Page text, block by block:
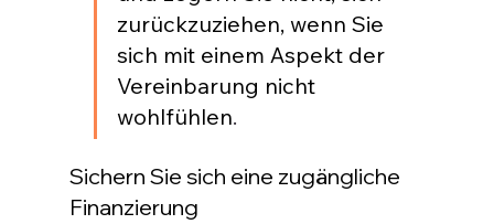
zurückzuziehen, wenn Sie
sich mit einem Aspekt der
Vereinbarung nicht
wohlfühlen.
Sichern Sie sich eine zugängliche
Finanzierung